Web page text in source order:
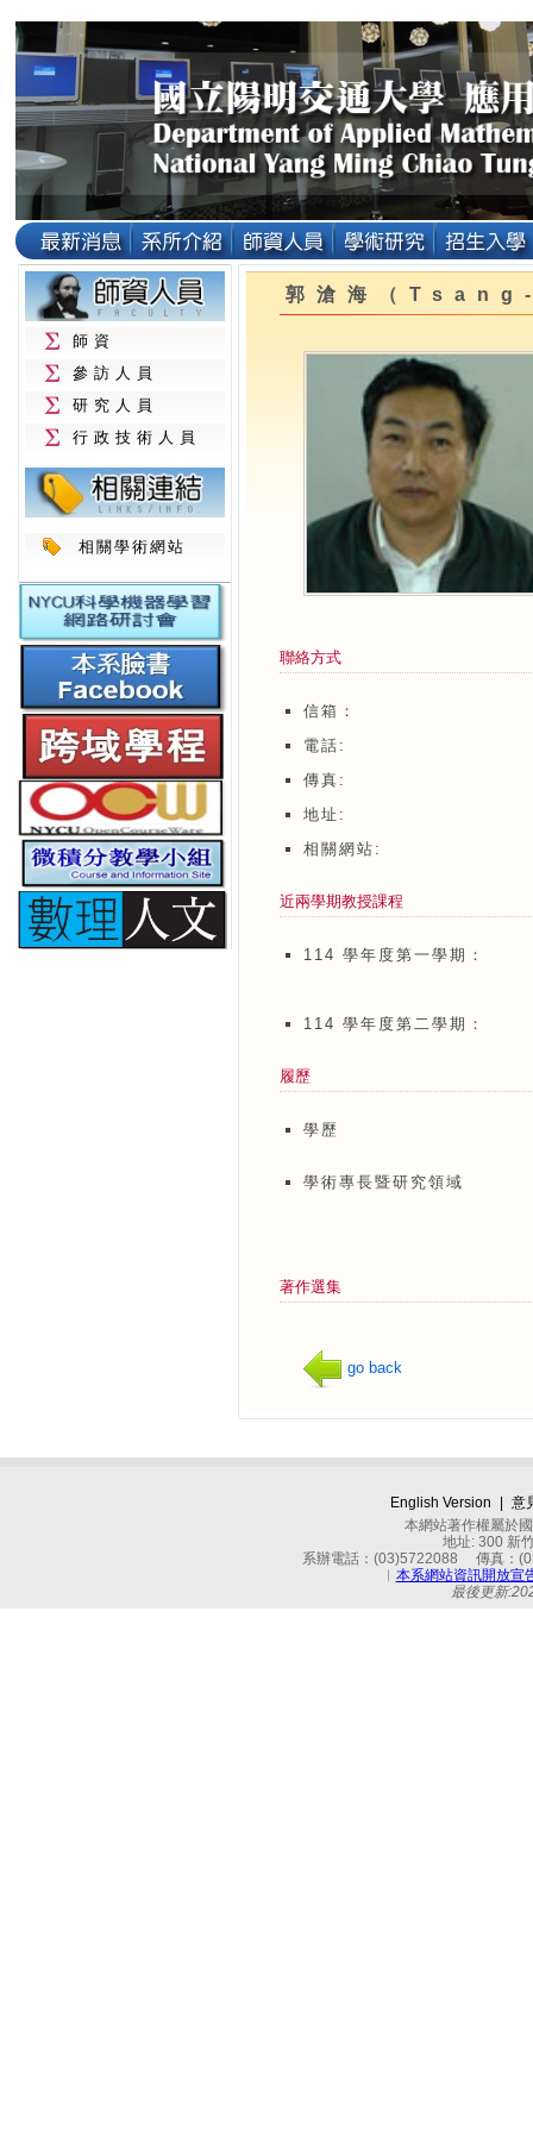
師資
參訪人員
研究人員
行政技術人員
相關學術網站
郭滄海（
聯絡方式
信箱：
電話:
傳真:
地址:
相關網站:
近兩學期教授課程
114 學年度第一學期：
114 學年度第二學期：
履歷
學歷
學術專長暨研究領域
著作選集
go back
English Version
意
本網站著作權屬於
地址: 300 新
系辦電話：(03)5722088 傳真：
︱ 本系網站資訊開放宣
最後更新